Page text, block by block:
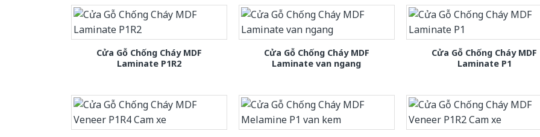
Cửa Gỗ Chống Cháy MDF
Laminate P1R2
Cửa Gỗ Chống Cháy MDF
Laminate van ngang
Cửa Gỗ Chống Cháy MDF
Laminate P1